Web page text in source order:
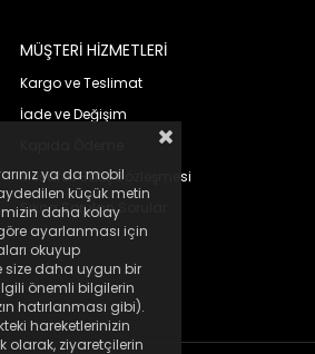
MÜŞTERİ HİZMETLERİ
Kargo ve Teslimat
İade ve Değişim
Mesafeli Satış Sözleşmesi
Sıkça Sorulan Sorular
ya da mobil
küçük metin
daha kolay
ayarlanması için
okuyup
size daha uygun bir
önemli bilgilerin
hatırlanması gibi).
hareketlerinizin
olarak, ziyaretçilerin